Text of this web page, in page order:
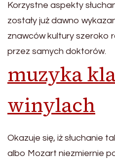
Korzystne aspekty
zostały już dawno
znawców kultury szeroko
przez samych doktorów.
muzyka
winylach
Okazuje się, iż słuchanie
albo Mozart niezmiernie